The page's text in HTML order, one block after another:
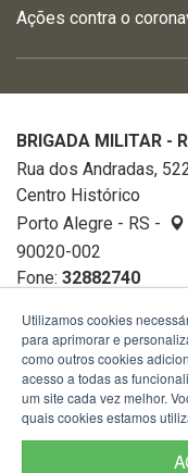
Ações contra o
BRIGADA MILITAR -
Rua dos Andradas,
Centro Histórico
Porto Alegre - RS -
90020-002
Fone: 32882740
Utilizamos cookies
para aprimorar e
como outros cookies
acesso a todas as
um site cada vez melhor.
quais cookies estamos